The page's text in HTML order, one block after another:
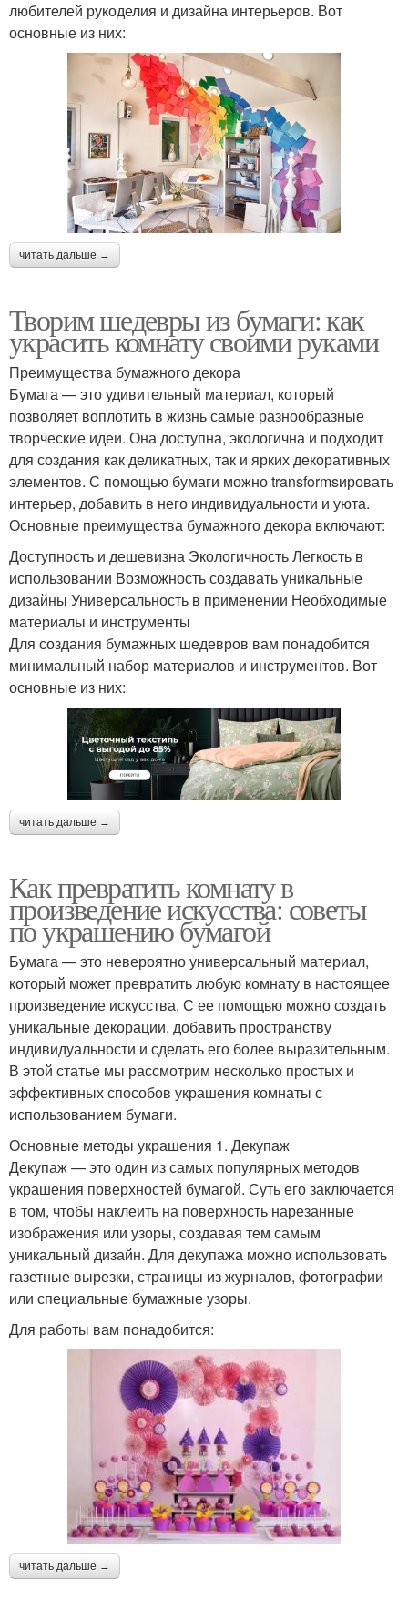
любителей рукоделия и дизайна интерьеров. Вот
основные из них:
читать дальше →
Творим шедевры из бумаги: как
украсить комнату своими руками
Преимущества бумажного декора
Бумага — это удивительный материал, который
позволяет воплотить в жизнь самые разнообразные
творческие идеи. Она доступна, экологична и подходит
для создания как деликатных, так и ярких декоративных
элементов. С помощью бумаги можно transformsировать
интерьер, добавить в него индивидуальности и уюта.
Основные преимущества бумажного декора включают:
Доступность и дешевизна Экологичность Легкость в
использовании Возможность создавать уникальные
дизайны Универсальность в применении Необходимые
материалы и инструменты
Для создания бумажных шедевров вам понадобится
минимальный набор материалов и инструментов. Вот
основные из них:
читать дальше →
Как превратить комнату в
произведение искусства: советы
по украшению бумагой
Бумага — это невероятно универсальный материал,
который может превратить любую комнату в настоящее
произведение искусства. С ее помощью можно создать
уникальные декорации, добавить пространству
индивидуальности и сделать его более выразительным.
В этой статье мы рассмотрим несколько простых и
эффективных способов украшения комнаты с
использованием бумаги.
Основные методы украшения 1. Декупаж
Декупаж — это один из самых популярных методов
украшения поверхностей бумагой. Суть его заключается
в том, чтобы наклеить на поверхность нарезанные
изображения или узоры, создавая тем самым
уникальный дизайн. Для декупажа можно использовать
газетные вырезки, страницы из журналов, фотографии
или специальные бумажные узоры.
Для работы вам понадобится:
читать дальше →